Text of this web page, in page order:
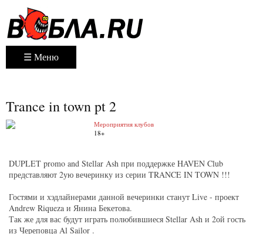
☰ Меню
Trance in town pt 2
Мероприятия клубов
18+
DUPLET promo and Stellar Ash при поддержке HAVEN Club
представляют 2ую вечеринку из серии TRANCE IN TOWN !!!
Гостями и хэдлайнерами данной вечеринки станут Live - проект
Andrew Riqueza и Янина Бекетова.
Так же для вас будут играть полюбившиеся Stellar Ash и 2ой гость
из Череповца Al Sailor .